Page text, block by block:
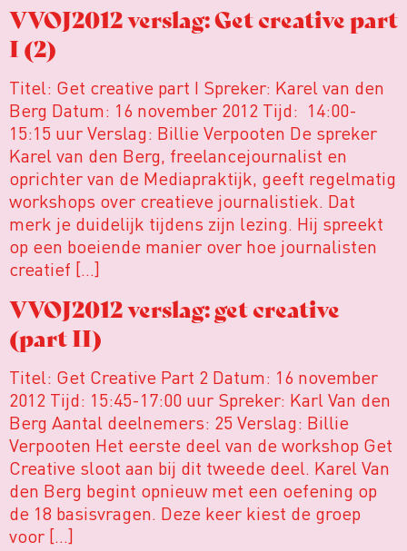
VVOJ2012 verslag: Get creative part
I (2)
Titel: Get creative part I Spreker: Karel van den
Berg Datum: 16 november 2012 Tijd: 14:00-
15:15 uur Verslag: Billie Verpooten De spreker
Karel van den Berg, freelancejournalist en
oprichter van de Mediapraktijk, geeft regelmatig
workshops over creatieve journalistiek. Dat
merk je duidelijk tijdens zijn lezing. Hij spreekt
op een boeiende manier over hoe journalisten
creatief […]
VVOJ2012 verslag: get creative
(part II)
Titel: Get Creative Part 2 Datum: 16 november
2012 Tijd: 15:45-17:00 uur Spreker: Karl Van den
Berg Aantal deelnemers: 25 Verslag: Billie
Verpooten Het eerste deel van de workshop Get
Creative sloot aan bij dit tweede deel. Karel Van
den Berg begint opnieuw met een oefening op
de 18 basisvragen. Deze keer kiest de groep
voor […]